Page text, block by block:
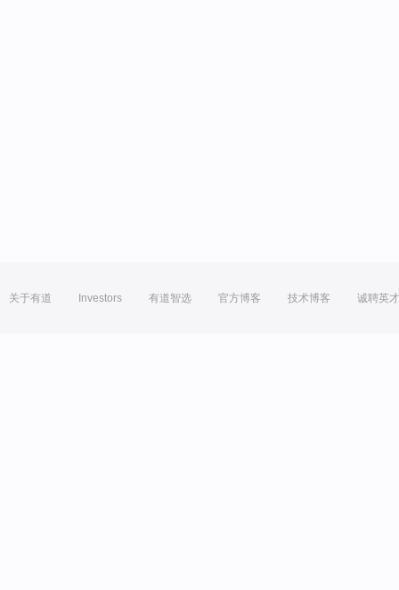
关于有道 Investors 有道智选 官方博客 技术博客 诚聘英才